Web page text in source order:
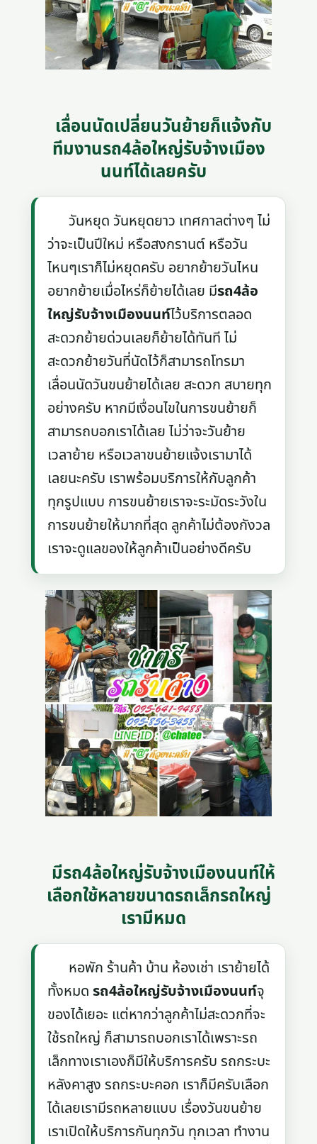
เลื่อนนัดเปลี่ยนวันย้ายก็แจ้งกับ
ทีมงานรถ4ล้อใหญ่รับจ้างเมือง
นนท์ได้เลยครับ
วันหยุด วันหยุดยาว เทศกาลต่างๆ ไม่
ว่าจะเป็นปีใหม่ หรือสงกรานต์ หรือวัน
ไหนๆเราก็ไม่หยุดครับ อยากย้ายวันไหน
อยากย้ายเมื่อไหร่ก็ย้ายได้เลย มีรถ4ล้อ
ใหญ่รับจ้างเมืองนนท์ไว้บริการตลอด
สะดวกย้ายด่วนเลยก็ย้ายได้ทันที ไม่
สะดวกย้ายวันที่นัดไว้ก็สามารถโทรมา
เลื่อนนัดวันขนย้ายได้เลย สะดวก สบายทุก
อย่างครับ หากมีเงื่อนไขในการขนย้ายก็
สามารถบอกเราได้เลย ไม่ว่าจะวันย้าย
เวลาย้าย หรือเวลาขนย้ายแจ้งเรามาได้
เลยนะครับ เราพร้อมบริการให้กับลูกค้า
ทุกรูปแบบ การขนย้ายเราจะระมัดระวังใน
การขนย้ายให้มากที่สุด ลูกค้าไม่ต้องกังวล
เราจะดูแลของให้ลูกค้าเป็นอย่างดีครับ
มีรถ4ล้อใหญ่รับจ้างเมืองนนท์ให้
เลือกใช้หลายขนาดรถเล็กรถใหญ่
เรามีหมด
หอพัก ร้านค้า บ้าน ห้องเช่า เราย้ายได้
ทั้งหมดรถ4ล้อใหญ่รับจ้างเมืองนนท์จุ
ของได้เยอะ แต่หากว่าลูกค้าไม่สะดวกที่จะ
ใช้รถใหญ่ ก็สามารถบอกเราได้เพราะรถ
เล็กทางเราเองก็มีให้บริการครับ รถกระบะ
หลังคาสูง รถกระบะคอก เราก็มีครับเลือก
ได้เลยเรามีรถหลายแบบ เรื่องวันขนย้าย
เราเปิดให้บริการกันทุกวัน ทุกเวลา ทำงาน